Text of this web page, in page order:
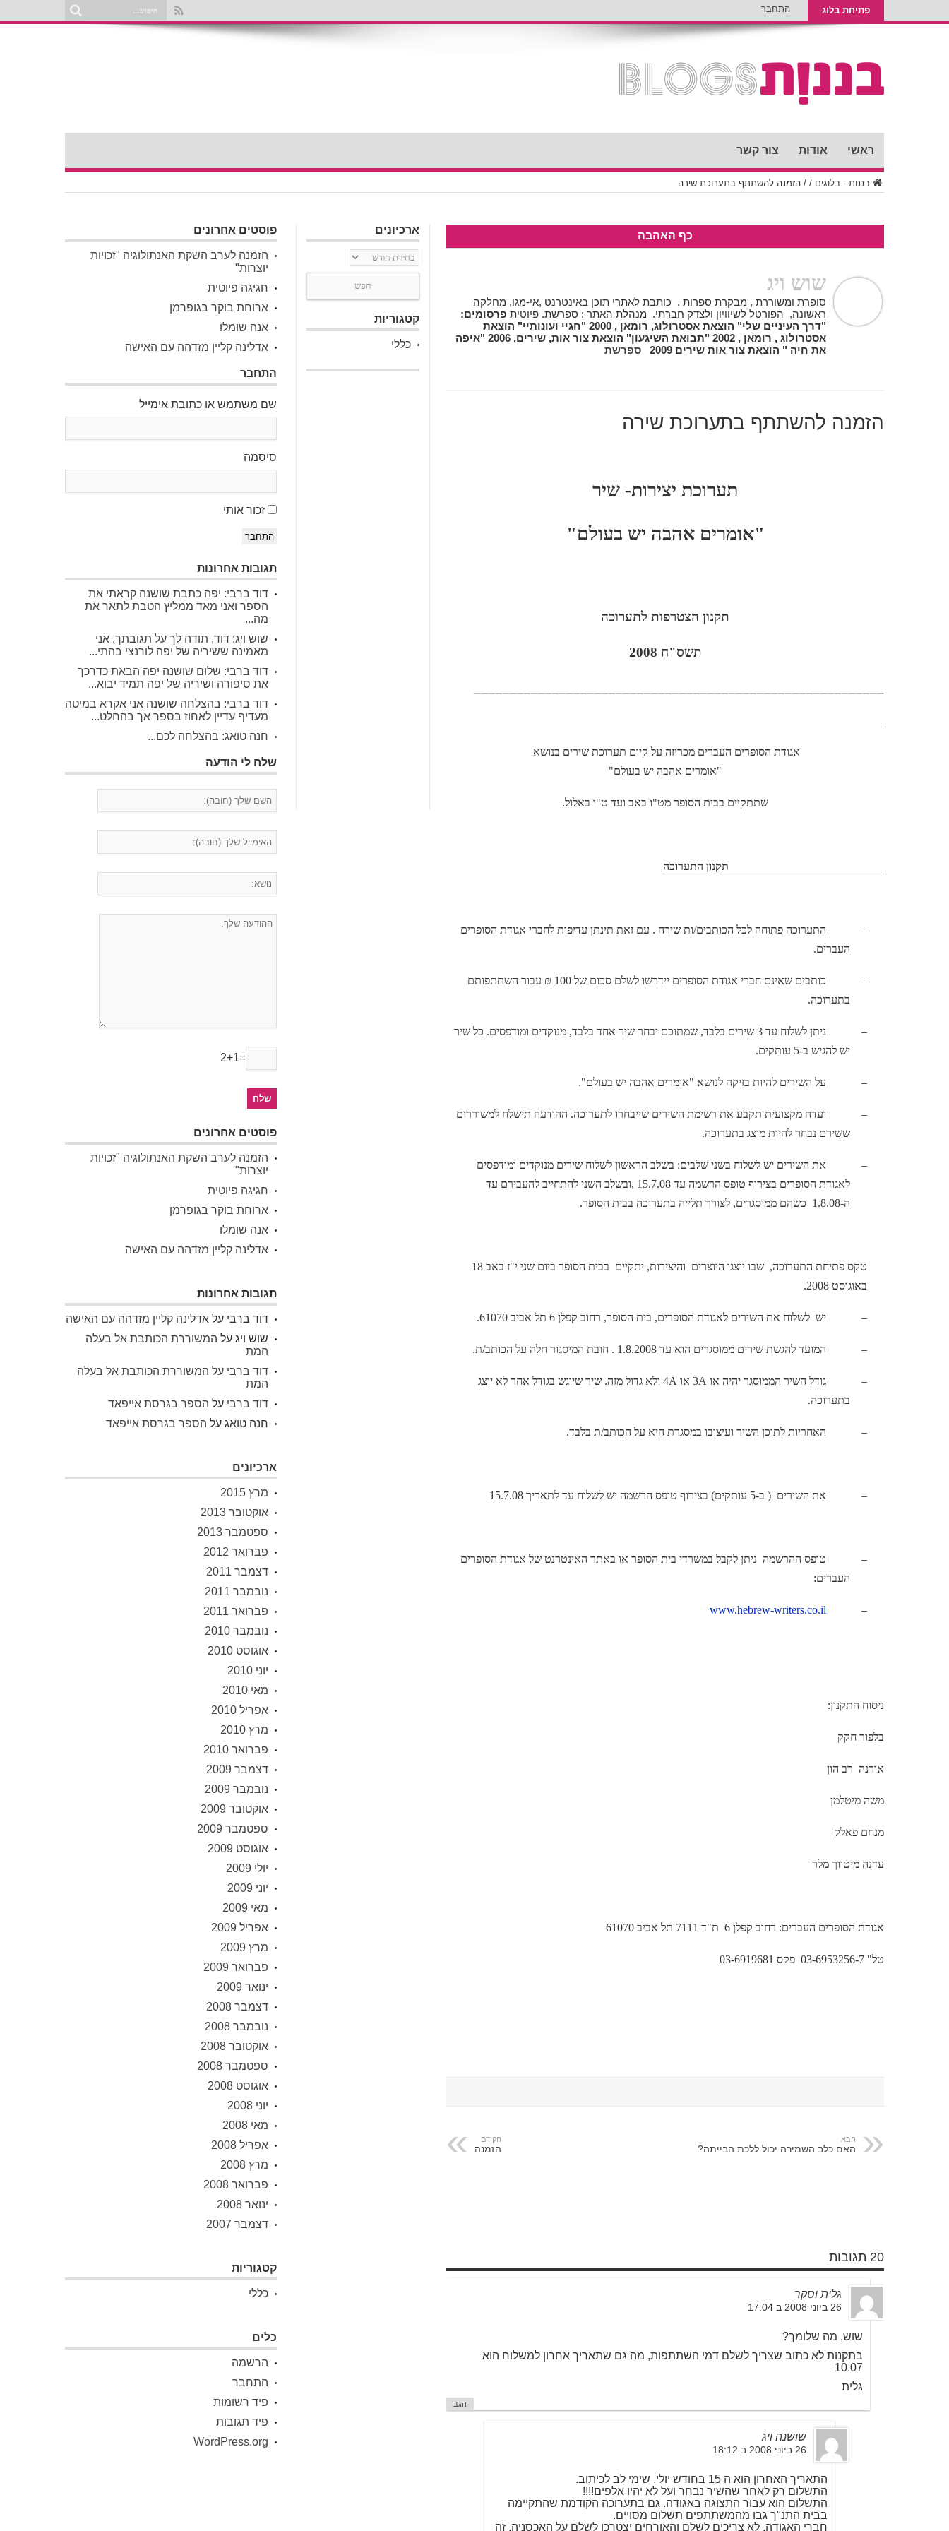
פתיחת בלוג התחבר
ראשי אודות צור קשר
בננות - בלוגים /
/ הזמנה להשתתף בתערוכת שירה
כף האהבה
שוש ויג
סופרת ומשוררת , מבקרת ספרות . כותבת לאתרי תוכן באינטרנט ,אי-מגו, מחלקה
ראשונה, הפורטל לשיוויון ולצדק חברתי. מנהלת האתר : ספרשת. פיוטית פרסומים:
"דרך העיניים שלי" הוצאת אסטרולוג, רומאן , 2000 "חגיי ועונותיי" הוצאת
אסטרולוג , רומאן , 2002 "תבואת השיגעון" הוצאת צור אות, שירים, 2006 "איפה
את חיה " הוצאת צור אות שירים 2009
ספרשת
הזמנה להשתתף בתערוכת שירה
תערוכת יצירות- שיר
"אומרים אהבה יש בעולם"
תקנון הצטרפות לתערוכה
תשס"ח 2008
אגודת הסופרים העברים מכריזה על קיום תערוכת שירים בנושא
"אומרים אהבה יש בעולם"
שתתקיים בבית הסופר מט"ו באב ועד ט"ו באלול.
תקנון התערוכה
–
התערוכה פתוחה לכל הכותבים/ות שירה . עם זאת תינתן עדיפות לחברי אגודת הסופרים
העברים.
–
כותבים שאינם חברי אגודת הסופרים יידרשו לשלם סכום של 100 ₪ עבור השתתפותם
בתערוכה.
–
ניתן לשלוח עד 3 שירים בלבד, שמתוכם יבחר שיר אחד בלבד, מנוקדים ומודפסים. כל שיר
יש להגיש ב-5 עותקים.
– על השירים להיות בזיקה לנושא "אומרים אהבה יש בעולם".
–
ועדה מקצועית תקבע את רשימת השירים שייבחרו לתערוכה. ההודעה תישלח למשוררים
ששירם נבחר להיות מוצג בתערוכה.
–
את השירים יש לשלוח בשני שלבים: בשלב הראשון לשלוח שירים מנוקדים ומודפסים
לאגודת הסופרים בצירוף טופס הרשמה עד 15.7.08 ,ובשלב השני להתחייב להעבירם עד
ה-1.8.08
כשהם ממוסגרים, לצורך תלייה בתערוכה בבית הסופר.
טקס פתיחת התערוכה, שבו יוצגו היוצרים והיצירות, יתקיים
בבית הסופר ביום שני י"ז באב 18
באוגוסט 2008.
– יש לשלוח את השירים לאגודת הסופרים, בית הסופר, רחוב קפלן 6 תל אביב 61070.
– המועד להגשת שירים ממוסגרים הוא עד
– גודל השיר הממוסגר יהיה או A3 או A
4 ולא גדול מזה. שיר שיוגש בגודל אחר לא יוצג
בתערוכה.
– האחריות לתוכן השיר ועיצובו במסגרת היא על הכותב/ת בלבד.
– את השירים ( ב-5 עותקים) בצירוף טופס הרשמה יש לשלוח עד לתאריך 15.7.08
– טופס ההרשמה ניתן לקבל במשרדי בית הסופר או באתר האינטרנט של אגודת הסופרים
העברים:
–
www.hebrew-writers.co.il
ניסוח התקנון:
בלפור חקק
אורנה רב הון
משה מיטלמן
מנחם פאלק
עדנה מיטווך מלר
אגודת הסופרים העברים: רחוב קפלן 6 ת"ד 7111 תל אביב 61070
טל" 03-6953256-7 פקס 03-6919681
הקודם
הזמנה
הבא
האם כלב השמירה יכול ללכת הבייתה?
20 תגובות
גלית וסקר
26 ביוני 2008 ב 17:04
שוש, מה שלומך?
בתקנות לא כתוב שצריך לשלם דמי השתתפות, מה גם שתאריך אחרון למשלוח הוא
10.07
גלית
הגב
שושנה ויג
26 ביוני 2008 ב 18:12
התאריך האחרון הוא ה 15 בחודש יולי. שימי לב לכיתוב.
התשלום רק לאחר שהשיר נבחר ועל לא יהיו אלפים!!!!
התשלום הוא עבור התצוגה באגודה. גם בתערוכה הקודמת שהתקיימה
בבית התנ"ך גבו מהמשתתפים תשלום מסויים.
חברי האגודה, לא צריכים לשלם והאורחים יצטרכו לשלם על האכסניה. זה
ארכיונים
ארכיונים
קטגוריות
כללי
פוסטים אחרונים
הזמנה לערב השקת האנתולוגיה "זכויות
יוצרות"
חגיגה פיוטית
ארוחת בוקר בגופרמן
אנה שומלו
אדלינה קליין מזדהה עם האישה
התחבר
שם משתמש או כתובת אימייל
סיסמה
זכור אותי
התחבר
תגובות אחרונות
דוד ברבי: יפה כתבת שושנה קראתי את
הספר ואני מאד ממליץ הטבת לתאר את
מה...
שוש ויג: דוד, תודה לך על תגובתך. אני
מאמינה ששיריה של יפה לורנצי בהתי...
דוד ברבי: שלום שושנה יפה הבאת כדרכך
את סיפורה ושיריה של יפה תמיד יבוא...
דוד ברבי: בהצלחה שושנה אני אקרא במיטה
מעדיף עדיין לאחוז בספר אך בהחלט...
חנה טואג: בהצלחה לכם...
שלח לי הודעה
2+1=
פוסטים אחרונים
הזמנה לערב השקת האנתולוגיה "זכויות
יוצרות"
חגיגה פיוטית
ארוחת בוקר בגופרמן
אנה שומלו
אדלינה קליין מזדהה עם האישה
תגובות אחרונות
דוד ברבי על אדלינה קליין מזדהה עם האישה
שוש ויג על המשוררת הכותבת אל בעלה
המת
דוד ברבי על המשוררת הכותבת אל בעלה
המת
דוד ברבי על הספר בגרסת אייפאד
חנה טואג על הספר בגרסת אייפאד
ארכיונים
מרץ 2015
אוקטובר 2013
ספטמבר 2013
פברואר 2012
דצמבר 2011
נובמבר 2011
פברואר 2011
נובמבר 2010
אוגוסט 2010
יוני 2010
מאי 2010
אפריל 2010
מרץ 2010
פברואר 2010
דצמבר 2009
נובמבר 2009
אוקטובר 2009
ספטמבר 2009
אוגוסט 2009
יולי 2009
יוני 2009
מאי 2009
אפריל 2009
מרץ 2009
פברואר 2009
ינואר 2009
דצמבר 2008
נובמבר 2008
אוקטובר 2008
ספטמבר 2008
אוגוסט 2008
יוני 2008
מאי 2008
אפריל 2008
מרץ 2008
פברואר 2008
ינואר 2008
דצמבר 2007
קטגוריות
כללי
כלים
הרשמה
התחבר
פיד רשומות
פיד תגובות
WordPress.org